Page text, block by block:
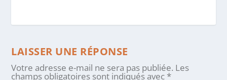
LAISSER UNE RÉPONSE
Votre adresse e-mail ne sera pas publiée. Les
champs obligatoires sont indiqués avec *